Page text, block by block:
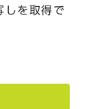
しを取得で